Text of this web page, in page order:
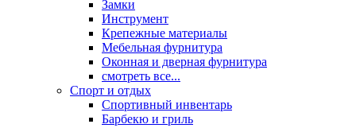
Замки
Инструмент
Крепежные материалы
Мебельная фурнитура
Оконная и дверная фурнитура
смотреть все...
Спорт и отдых
Спортивный инвентарь
Барбекю и гриль